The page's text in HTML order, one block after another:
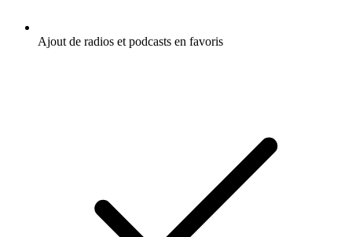
Ajout de radios et podcasts en favoris